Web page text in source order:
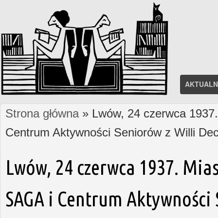
Jesteś tutaj
Strona główna» Lwów, 24 czerwca
Centrum Aktywności Seniorów z Willi
Lwów, 24 czerwca 1937.
SAGA i Centrum